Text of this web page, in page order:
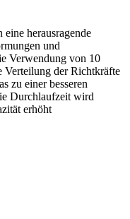
herausragende
und
Verwendung von 10
Verteilung der Richtkräfte
zu einer besseren
Durchlaufzeit wird
erhöht